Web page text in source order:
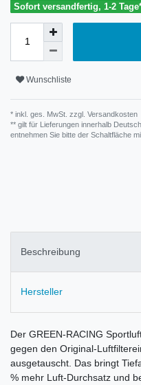
Sofort versandfertig, 1-2
Wunschliste
* inkl. ges. MwSt. zzgl. Versandkosten
** gilt für Lieferungen innerhalb
entnehmen Sie bitte der Schaltfläche
Beschreibung
Hersteller
Der GREEN-RACING
gegen den Original-
ausgetauscht. Das bringt
% mehr Luft-Durchsatz und